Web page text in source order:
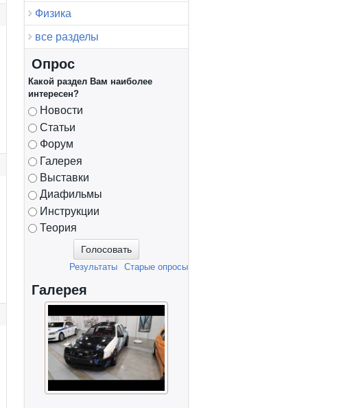
Физика
все разделы
Опрос
Какой раздел Вам наиболее
интересен?
Варианты
Новости
Статьи
Форум
Галерея
Выставки
Диафильмы
Инструкции
Теория
Старые опросы
Результаты
Галерея